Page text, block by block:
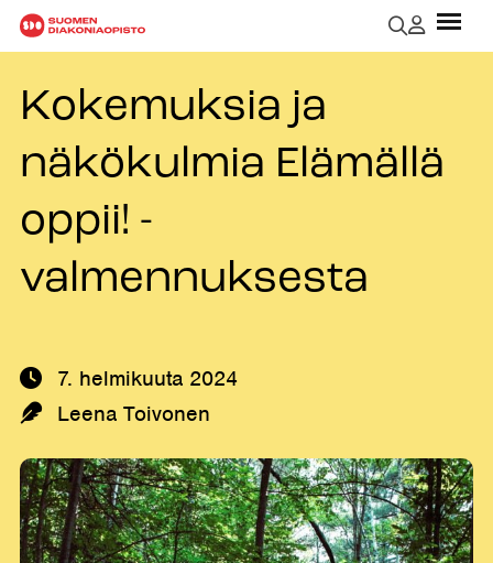
Kokemuksia ja
näkökulmia Elämällä
oppii! -
valmennuksesta
7. helmikuuta 2024
Kirjoittaja:
Leena Toivonen